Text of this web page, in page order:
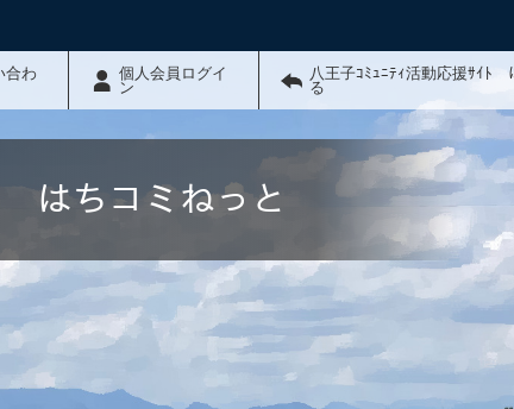
合わ
個人会員ログイ
ン
八王子ｺﾐｭﾆﾃｨ活動応援ｻｲﾄ
る
はちコミねっと